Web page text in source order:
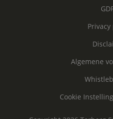
Algemene
Cookie